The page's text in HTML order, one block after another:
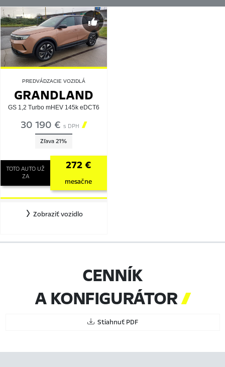
PREDVÁDZACIE VOZIDLÁ
GRANDLAND
GS 1,2 Turbo mHEV 145k eDCT6
30 190 € s DPH 
Zľava 21%
TOTO AUTO UŽ
ZA
272 €
mesačne
Zobraziť vozidlo
CENNÍK
A KONFIGURÁTOR
Stiahnuť PDF